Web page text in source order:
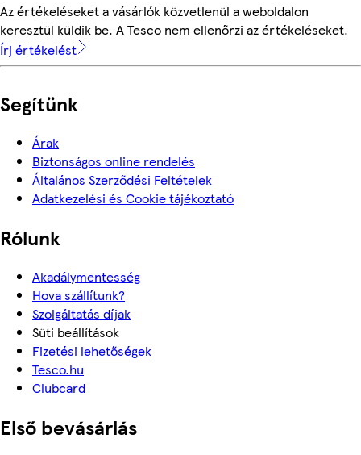
Az értékeléseket a vásárlók közvetlenül a weboldalon
keresztül küldik be. A Tesco nem ellenőrzi az értékeléseket.
Írj értékelést
Segítünk
Árak
Biztonságos online rendelés
Általános Szerződési Feltételek
Adatkezelési és Cookie tájékoztató
Rólunk
Akadálymentesség
Hova szállítunk?
Szolgáltatás díjak
Süti beállítások
Fizetési lehetőségek
Tesco.hu
Clubcard
Első bevásárlás